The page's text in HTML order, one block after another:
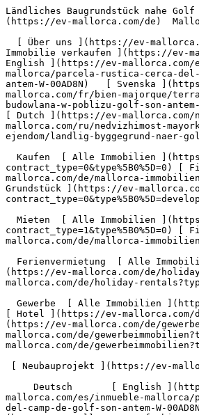
Ländliches Baugrundstück nahe Golf Son Antem - Engel &amp; Völkers Mallorca                [ ![EV Mallorca](https://cdn.ev-mallorca.com/images/web/EV_Logo_RGB.svg) ](https://ev-mallorca.com/de)  Mallorca  

  [ Über uns ](https://ev-mallorca.com/de/ueber-uns) [ Über Mallorca ](https://ev-mallorca.com/de/ueber-mallorca) [ Kontakt ](https://ev-mallorca.com/de/standorte) [ Immobilie verkaufen ](https://ev-mallorca.com/de/immobilie-auf-mallorca-verkaufen) [    Mein Account  ](https://ev-mallorca.com/de/mein-account)   Deutsch       [ English ](https://ev-mallorca.com/en/mallorca-property/rural-building-plot-near-golf-son-antem-W-00AD8N)   [ Español ](https://ev-mallorca.com/es/inmueble-mallorca/parcela-rustica-cerca-del-golf-son-antem-W-00AD8N)    [ Català ](https://ev-mallorca.com/ca/immoble-mallorca/parcella-rural-a-prop-del-camp-de-golf-son-antem-W-00AD8N)   [ Svenska ](https://ev-mallorca.com/sv/mallorca-fastighet/lantlig-byggnadstomt-nara-golf-son-antem-W-00AD8N)   [ Français ](https://ev-mallorca.com/fr/bien-majorque/terrain-a-batir-rural-pres-du-golf-son-antem-W-00AD8N)   [ Polski ](https://ev-mallorca.com/pl/nieruchomosc-majorce/wiejska-dzialka-budowlana-w-poblizu-golf-son-antem-W-00AD8N)   [ Italiano ](https://ev-mallorca.com/it/immobili-maiorca/terreno-edificabile-rurale-vicino-al-golf-son-antem-W-00AD8N)   [ Dutch ](https://ev-mallorca.com/nl/mallorca-eigendom/landelijk-gelegen-bouwkavel-nabij-golf-son-antem-W-00AD8N)   [ Русский ](https://ev-mallorca.com/ru/nedvizhimost-mayorka/zagorodnyi-ucastok-pod-zastroiku-riadom-s-golf-klubom-son-antem-W-00AD8N)   [ Dansk ](https://ev-mallorca.com/da/mallorca-ejendom/landlig-byggegrund-naer-golf-son-antem-W-00AD8N)   

  Kaufen  [ Alle Immobilien ](https://ev-mallorca.com/de/mallorca-immobilien?contract_type=0) [ Haus ](https://ev-mallorca.com/de/mallorca-immobilien?contract_type=0&type%5B0%5D=0) [ Finca ](https://ev-mallorca.com/de/mallorca-immobilien?contract_type=0&type%5B0%5D=1) [ Apartment ](https://ev-mallorca.com/de/mallorca-immobilien?contract_type=0&type%5B0%5D=2) [ Penthouse ](https://ev-mallorca.com/